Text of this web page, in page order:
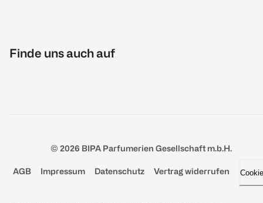
Finde uns auch auf
© 2026 BIPA Parfumerien Gesellschaft m.b.H.
AGB Impressum Datenschutz Vertrag widerrufen